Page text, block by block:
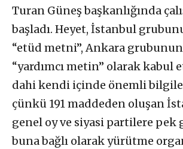
Turan Güneş başkanlığında
başladı. Heyet, İstanbul
“etüd metni”, Ankara grubunun
“yardımcı metin” olarak kabul
dahi kendi içinde önemli
çünkü 191 maddeden oluşan
genel oy ve siyasi partilere pek
buna bağlı olarak yürütme